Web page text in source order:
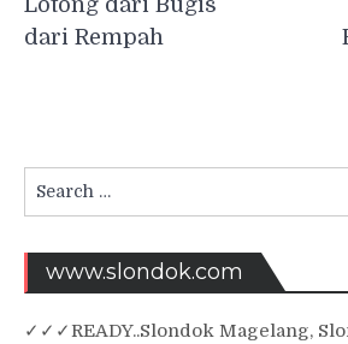
Lotong dari Bugis
dari Rempah
Search
for:
www.slondok.com
✓ ✓✓READY..Slondok Magelang,